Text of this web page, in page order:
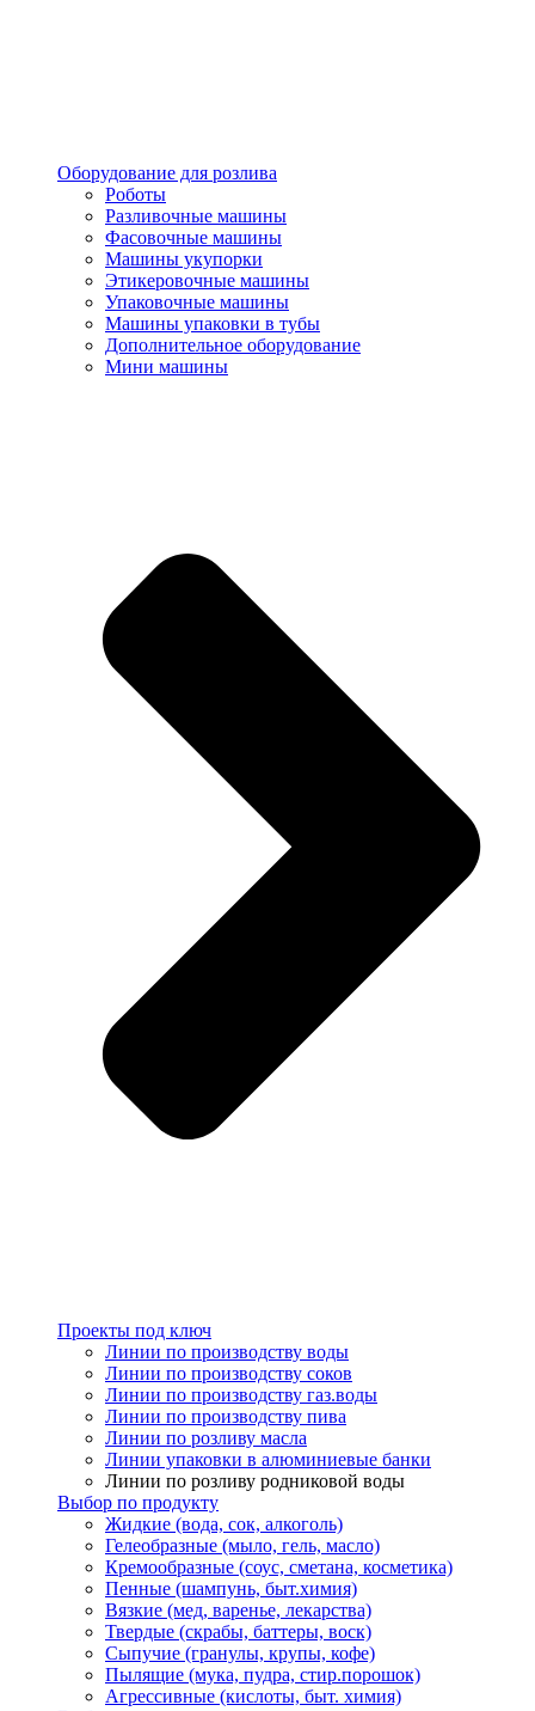
Оборудование для розлива
Роботы
Разливочные машины
Фасовочные машины
Машины укупорки
Этикеровочные машины
Упаковочные машины
Машины упаковки в тубы
Дополнительное оборудование
Мини машины
Проекты под ключ
Линии по производству воды
Линии по производству соков
Линии по производству газ.воды
Линии по производству пива
Линии по розливу масла
Линии упаковки в алюминиевые банки
Линии по розливу родниковой воды
Выбор по продукту
Жидкие (вода, сок, алкоголь)
Гелеобразные (мыло, гель, масло)
Кремообразные (соус, сметана, косметика)
Пенные (шампунь, быт.химия)
Вязкие (мед, варенье, лекарства)
Твердые (скрабы, баттеры, воск)
Сыпучие (гранулы, крупы, кофе)
Пылящие (мука, пудра, стир.порошок)
Агрессивные (кислоты, быт. химия)